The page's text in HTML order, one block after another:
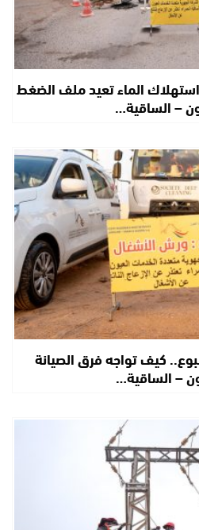
الماء تعيد ملف الضغط
– الساقية…
كيف تواجه فرق الصيانة
– الساقية…